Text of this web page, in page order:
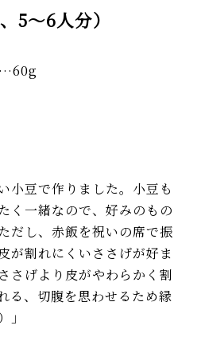
5～6人分）
…60g
小豆で作りました。小豆も
く一緒なので、好みのもの
だし、赤飯を祝いの席で振
が割れにくいささげが好ま
さげより皮がやわらかく割
る、切腹を思わせるため縁